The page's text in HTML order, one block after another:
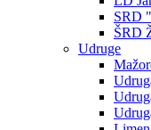
SRD
ŠRD
Udruge